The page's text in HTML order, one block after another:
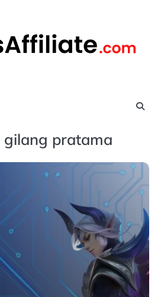
gilang pratama